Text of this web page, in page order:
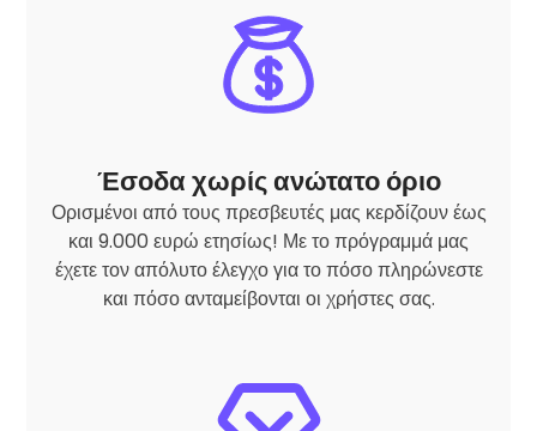
Έσοδα χωρίς ανώτατο όριο
Ορισμένοι από τους πρεσβευτές μας κερδίζουν έως
και 9.000 ευρώ ετησίως! Με το πρόγραμμά μας
έχετε τον απόλυτο έλεγχο για το πόσο πληρώνεστε
και πόσο ανταμείβονται οι χρήστες σας.